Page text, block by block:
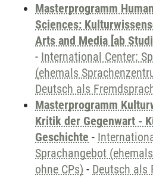
Masterprogramm
Sciences:
Arts and Media [ab
- International Center:
(ehemals
Deutsch als
Masterprogramm
Kritik der Gegenwart -
Geschichte -
Sprachangebot
ohne CPs) - Deutsch als